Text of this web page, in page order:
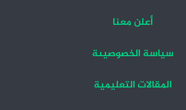
أعلن معنا
سياسة الخصوصيىة
المقالات التعليمية